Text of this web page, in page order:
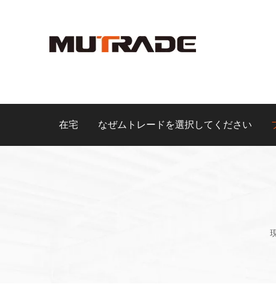
在宅 なぜムトレードを選択してください